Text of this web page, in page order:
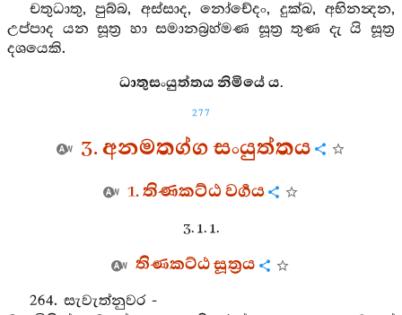
චතුධාතු, පුබ්බ, අස්සාද, නෝචේදං, දුක්ඛ, අභිනන්‍දන,
උප්පාද යන සූත්‍ර හා සමානබ්‍රහ්මණ සූත්‍ර තුණ දැ යි සූත්‍ර
දශයෙකි.
ධාතුසංයුත්තය නිමියේ ය.
277
3. අනමතග්ග සංයුත්තය
1. තිණකට්ඨ වර්‍ගය
3. 1. 1.
තිණකට්ඨ සූත්‍රය
264. සැවැත්නුවර -